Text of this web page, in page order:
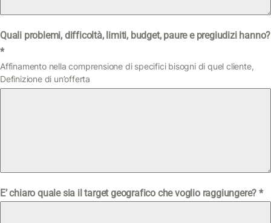
Quali problemi, difficoltà, limiti, budget, paure e pregiudizi hanno?
*
Affinamento nella comprensione di specifici bisogni di quel cliente,
Definizione di un’offerta
E’ chiaro quale sia il target geografico che voglio raggiungere? *